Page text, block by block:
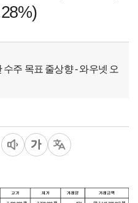
주 목표 줄상향 - 와우넷 오